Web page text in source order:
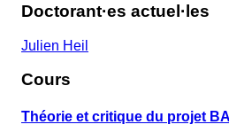
Doctorant·es actuel·les
Julien Heil
Cours
Théorie et critique du projet